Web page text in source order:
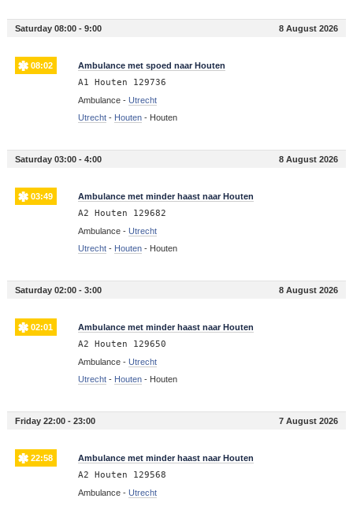
Saturday 08:00 - 9:00 8 August 2026
08:02 Ambulance met spoed naar Houten
A1 Houten 129736
Ambulance - Utrecht
Utrecht- Houten- Houten
Saturday 03:00 - 4:00 8 August 2026
03:49 Ambulance met minder haast naar Houten
A2 Houten 129682
Ambulance - Utrecht
Utrecht- Houten- Houten
Saturday 02:00 - 3:00 8 August 2026
02:01 Ambulance met minder haast naar Houten
A2 Houten 129650
Ambulance - Utrecht
Utrecht- Houten- Houten
Friday 22:00 - 23:00 7 August 2026
22:58 Ambulance met minder haast naar Houten
A2 Houten 129568
Ambulance - Utrecht